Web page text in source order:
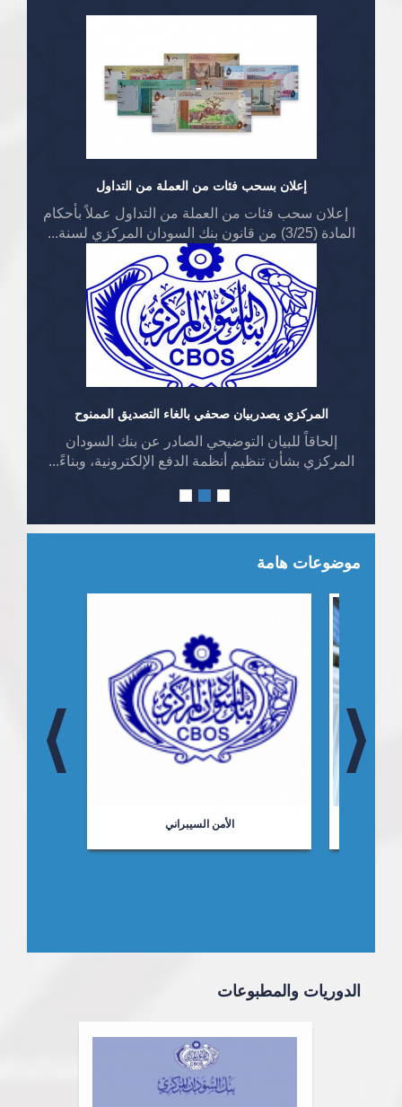
إعلان بسحب فئات من العملة من التداول
إعلان سحب فئات من العملة من التداول عملاً بأحكام
المادة (3/25) من قانون بنك السودان المركزي لسنة...
المركزي يصدربيان صحفي بالغاء التصديق الممنوح
إلحاقاً للبيان التوضيحي الصادر عن بنك السودان
المركزي بشأن تنظيم أنظمة الدفع الإلكترونية، وبناءً...
موضوعات هامة
الأمن السيبراني
الدوريات والمطبوعات